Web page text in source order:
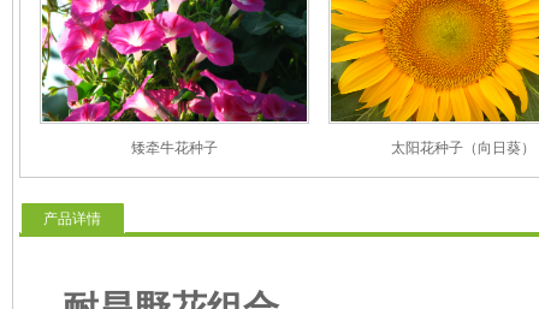
矮牵牛花种子 太阳花种子（向日葵）
产品详情